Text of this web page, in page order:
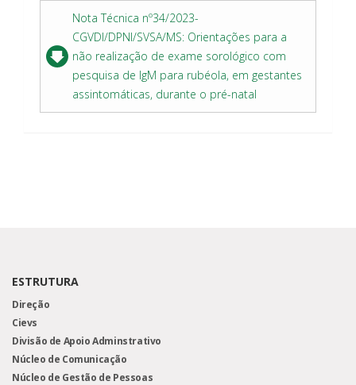
Nota Técnica nº34/2023-
CGVDI/DPNI/SVSA/MS: Orientações para a
não realização de exame sorológico com
pesquisa de IgM para rubéola, em gestantes
assintomáticas, durante o pré-natal
ESTRUTURA
Direção
Cievs
Divisão de Apoio Adminstrativo
Núcleo de Comunicação
Núcleo de Gestão de Pessoas